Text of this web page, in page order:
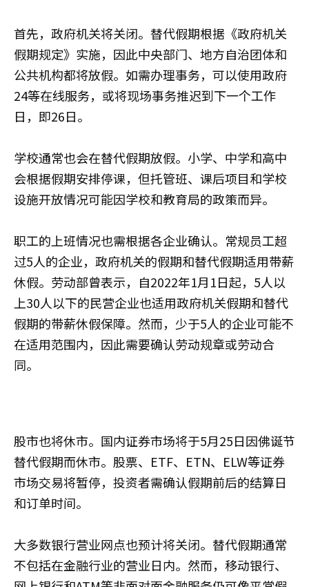
首先，政府机关将关闭。替代假期根据《政府机关
假期规定》实施，因此中央部门、地方自治团体和
公共机构都将放假。如需办理事务，可以使用政府
24等在线服务，或将现场事务推迟到下一个工作
日，即26日。
学校通常也会在替代假期放假。小学、中学和高中
会根据假期安排停课，但托管班、课后项目和学校
设施开放情况可能因学校和教育局的政策而异。
职工的上班情况也需根据各企业确认。常规员工超
过5人的企业，政府机关的假期和替代假期适用带薪
休假。劳动部曾表示，自2022年1月1日起，5人以
上30人以下的民营企业也适用政府机关假期和替代
假期的带薪休假保障。然而，少于5人的企业可能不
在适用范围内，因此需要确认劳动规章或劳动合
同。
股市也将休市。国内证券市场将于5月25日因佛诞节
替代假期而休市。股票、ETF、ETN、ELW等证券
市场交易将暂停，投资者需确认假期前后的结算日
和订单时间。
大多数银行营业网点也预计将关闭。替代假期通常
不包括在金融行业的营业日内。然而，移动银行、